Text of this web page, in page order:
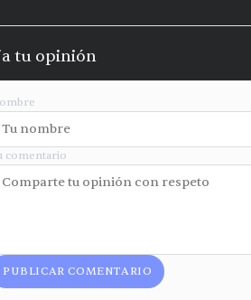
tu opinión
comentario
PUBLICAR COMENTARIO